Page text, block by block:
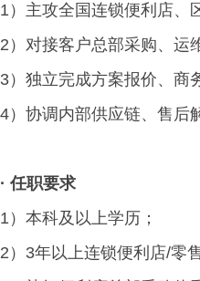
1）主攻全国连锁便利店、
2）对接客户总部采购、运
3）独立完成方案报价、商
4）协调内部供应链、售后
· 任职要求
1）本科及以上学历；
2）3年以上连锁便利店/零